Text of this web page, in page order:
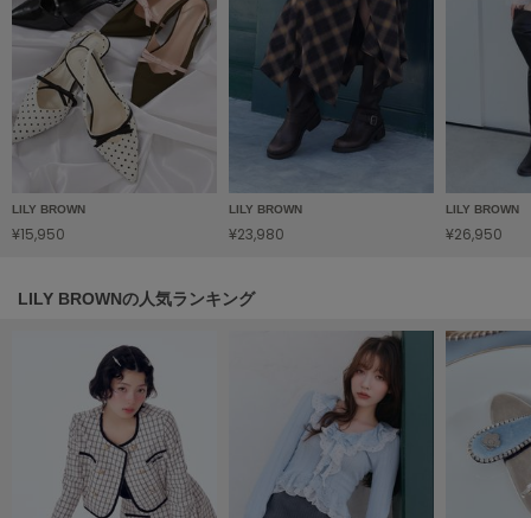
HUNTER
ハンター
HOKA ONEONE
ホカ オネオネ
KEEN
キーン
le coq sportif
ルコックスポルティフ
LILY BROWN
¥15,950
LILY BROWN
¥23,980
LILY BROWN
¥26,950
LILY BROWNの人気ランキング